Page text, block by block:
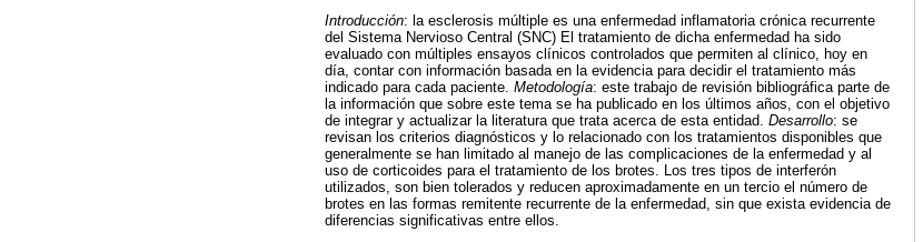
Introducción: la esclerosis múltiple es una enfermedad inflamatoria crónica recurrente
del Sistema Nervioso Central (SNC) El tratamiento de dicha enfermedad ha sido
evaluado con múltiples ensayos clínicos controlados que permiten al clínico, hoy en
día, contar con información basada en la evidencia para decidir el tratamiento más
indicado para cada paciente. Metodología: este trabajo de revisión bibliográfica parte de
la información que sobre este tema se ha publicado en los últimos años, con el objetivo
de integrar y actualizar la literatura que trata acerca de esta entidad. Desarrollo: se
revisan los criterios diagnósticos y lo relacionado con los tratamientos disponibles que
generalmente se han limitado al manejo de las complicaciones de la enfermedad y al
uso de corticoides para el tratamiento de los brotes. Los tres tipos de interferón
utilizados, son bien tolerados y reducen aproximadamente en un tercio el número de
brotes en las formas remitente recurrente de la enfermedad, sin que exista evidencia de
diferencias significativas entre ellos.